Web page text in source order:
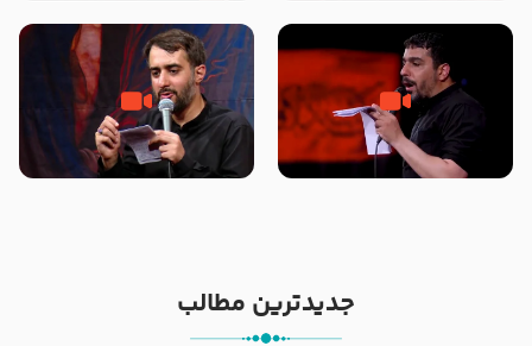
هیئت رایة العباس علیه السلام
تک ، عبّاس، صاحب دل‌هاست –
حاج حنیف طاهری – عزاداری شب
من غلام نوکراتم من عاشق کربلاتم
– شور زمینه – شب هفتم – محرم
جدیدترین مطالب